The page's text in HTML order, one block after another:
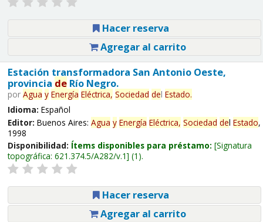
Hacer reserva
Agregar al carrito
Estación transformadora San Antonio Oeste,
provincia deRío Negro.
por Agua y Energía Eléctrica, Sociedad del Estado.
Idioma: Español
Editor: Buenos Aires: Agua y Energía Eléctrica, Sociedad del Estado,
1998
Disponibilidad: Ítems disponibles para préstamo: Signatura
topográfica: 621.374.5/A282/v.1 (1).
Hacer reserva
Agregar al carrito